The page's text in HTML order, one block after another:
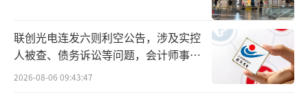
让9.5%，较过去5日均价折让6.78%，认购完
成后其股本将扩大至10.71亿股，配售股份占扩
大后股本约3.27%，补足卖方持股比例将由56.
10%降至54.26%。
联创光电连发六则利空公告，涉及实控
人被查、债务诉讼等问题，会计师事务
所曾出具“保留意见”
2026-08-06 09:43:47